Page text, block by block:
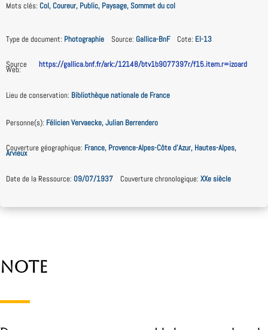
Mots clés: Col, Coureur, Public, Paysage, Sommet du col
Type de document: Photographie Source: Gallica-BnF Cote: EI-13
Source
Web:
https://gallica.bnf.fr/ark:/12148/btv1b9077397r/f15.item.r=izoard
Lieu de conservation: Bibliothèque nationale de France
Personne(s): Félicien Vervaecke, Julian Berrendero
Couverture géographique: France, Provence-Alpes-Côte d’Azur, Hautes-Alpes,
Arvieux
Date de la Ressource: 09/07/1937 Couverture chronologique: XXe siècle
Note